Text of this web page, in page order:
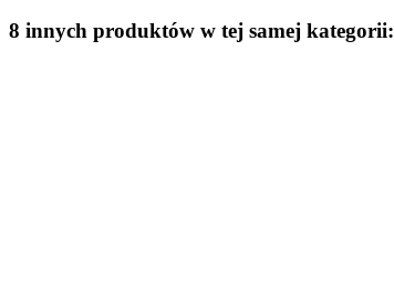
8 innych produktów w tej samej kategorii: